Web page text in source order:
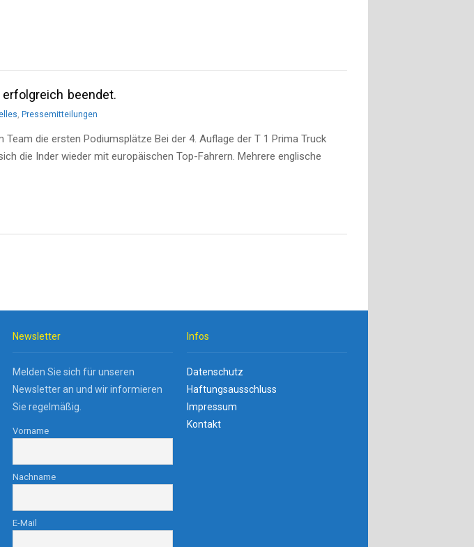
beendet.
, Pressemitteilungen
Team die ersten Podiumsplätze Bei der 4. Auflage der T 1 Prima Truck
die Inder wieder mit euro­päischen Top-Fahrern. Mehrere englische
Newsletter
Melden Sie sich für unseren
Newsletter an und wir informieren
Sie regelmäßig.
Vorname
Nachname
E-Mail
Infos
Datenschutz
Haftungsausschluss
Impressum
Kontakt